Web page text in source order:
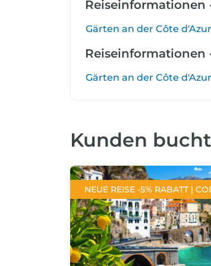
Reiseinformationen
Gärten an der Côte d'Azur
Reiseinformationen
Gärten an der Côte d'Azur
Kunden
NEUE REISE -5% RABATT |